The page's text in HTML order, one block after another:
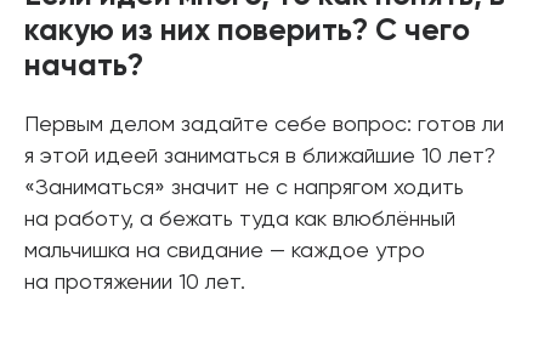
какую из них поверить? С чего
начать?
Первым делом задайте себе вопрос: готов ли
я этой идеей заниматься в ближайшие 10 лет?
«Заниматься» значит не с напрягом ходить
на работу, а бежать туда как влюблённый
мальчишка на свидание — каждое утро
на протяжении 10 лет.